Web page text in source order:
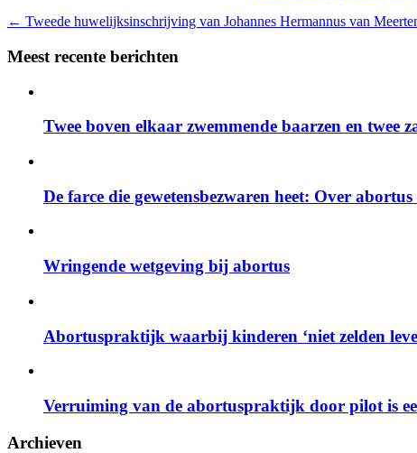
← Tweede huwelijksinschrijving van Johannes Hermannus van
Meest recente berichten
Twee boven elkaar zwemmende baarzen en twee
De farce die gewetensbezwaren heet: Over
Wringende wetgeving bij abortus
Abortuspraktijk waarbij kinderen ‘niet zelden
Verruiming van de abortuspraktijk door pilot is
Archieven